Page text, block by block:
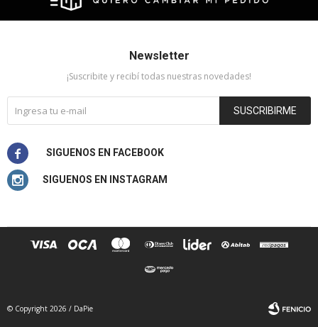
Newsletter
¡Suscribite y recibí todas nuestras novedades!
SUSCRIBIRME


© Copyright 2026 / DaPie